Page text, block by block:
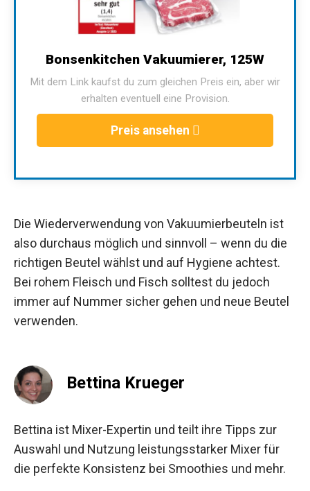
Bonsenkitchen Vakuumierer, 125W
Mit dem Link kaufst du zum gleichen Preis ein, aber wir
erhalten eventuell eine Provision.
Preis ansehen
Die Wiederverwendung von Vakuumierbeuteln ist
also durchaus möglich und sinnvoll – wenn du die
richtigen Beutel wählst und auf Hygiene achtest.
Bei rohem Fleisch und Fisch solltest du jedoch
immer auf Nummer sicher gehen und neue Beutel
verwenden.
Bettina Krueger
Bettina ist Mixer-Expertin und teilt ihre Tipps zur
Auswahl und Nutzung leistungsstarker Mixer für
die perfekte Konsistenz bei Smoothies und mehr.